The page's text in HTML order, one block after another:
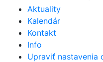
Aktuality
Kalendár
Kontakt
Info
Upraviť nastavenia